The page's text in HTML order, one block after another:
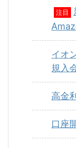
注目
イオ
規入
高金
口座